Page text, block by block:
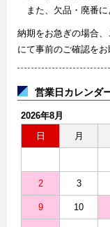
また、欠品・廃番
納期をお急ぎの場合
にて事前のご確認をお
営業日カレンダ
2026年8月
日
月
2 3
9 10